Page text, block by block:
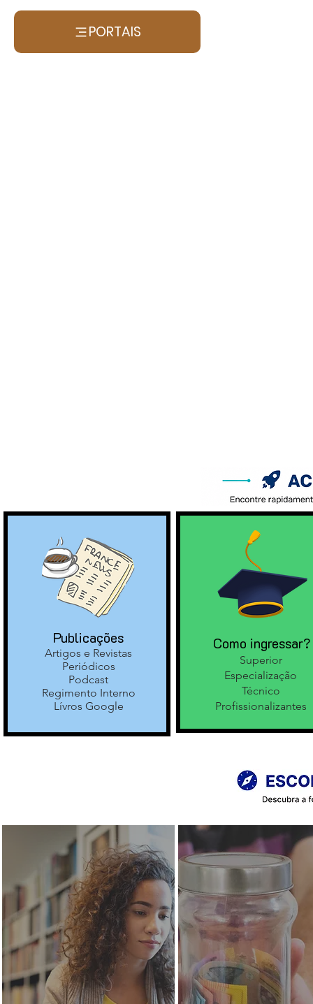
PORTAIS
Publicações
Artigos e Revistas
Periódicos
Podcast
Regimento Interno
Lívros Google
Como ingressar?
Superior
Especialização
Técnico
Profissionalizantes